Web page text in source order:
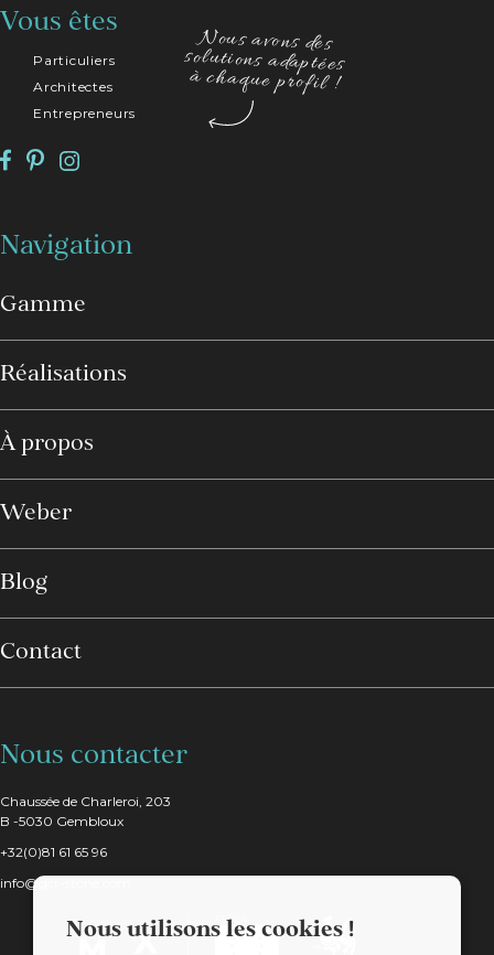
Nous utilisons les cookies !
Vous êtes
Particuliers
Architectes
Entrepreneurs
Nous avons des
solutions adaptées
à chaque profil !
Navigation
Gamme
Réalisations
À propos
Weber
Blog
Contact
Nous contacter
Chaussée de Charleroi, 203
B -5030 Gembloux
+32(0)81 61 65 96
info@gcr-stone.com